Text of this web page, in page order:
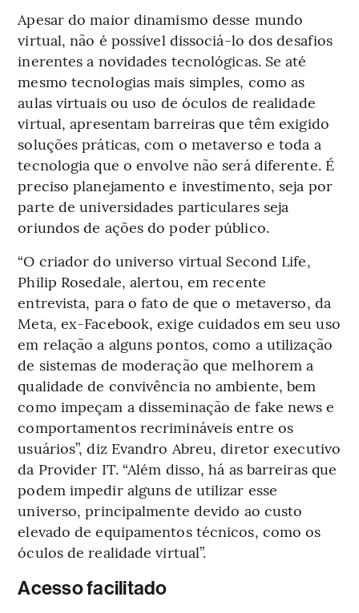
Apesar do maior dinamismo desse mundo
virtual, não é possível dissociá-lo dos desafios
inerentes a novidades tecnológicas. Se até
mesmo tecnologias mais simples, como as
aulas virtuais ou uso de óculos de realidade
virtual, apresentam barreiras que têm exigido
soluções práticas, com o metaverso e toda a
tecnologia que o envolve não será diferente. É
preciso planejamento e investimento, seja por
parte de universidades particulares seja
oriundos de ações do poder público.
“O criador do universo virtual Second Life,
Philip Rosedale, alertou, em recente
entrevista, para o fato de que o metaverso, da
Meta, ex-Facebook, exige cuidados em seu uso
em relação a alguns pontos, como a utilização
de sistemas de moderação que melhorem a
qualidade de convivência no ambiente, bem
como impeçam a disseminação de fake news e
comportamentos recrimináveis entre os
usuários”, diz Evandro Abreu, diretor executivo
da Provider IT. “Além disso, há as barreiras que
podem impedir alguns de utilizar esse
universo, principalmente devido ao custo
elevado de equipamentos técnicos, como os
óculos de realidade virtual”.
Acesso facilitado